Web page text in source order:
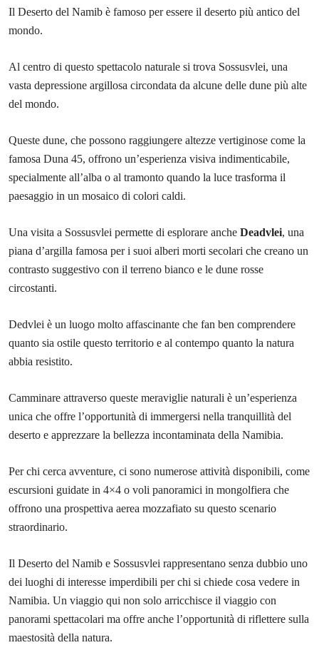
Il Deserto del Namib è famoso per essere il deserto più antico del
mondo.
Al centro di questo spettacolo naturale si trova Sossusvlei, una
vasta depressione argillosa circondata da alcune delle dune più alte
del mondo.
Queste dune, che possono raggiungere altezze vertiginose come la
famosa Duna 45, offrono un’esperienza visiva indimenticabile,
specialmente all’alba o al tramonto quando la luce trasforma il
paesaggio in un mosaico di colori caldi.
Una visita a Sossusvlei permette di esplorare anche Deadvlei, una
piana d’argilla famosa per i suoi alberi morti secolari che creano un
contrasto suggestivo con il terreno bianco e le dune rosse
circostanti.
Dedvlei è un luogo molto affascinante che fan ben comprendere
quanto sia ostile questo territorio e al contempo quanto la natura
abbia resistito.
Camminare attraverso queste meraviglie naturali è un’esperienza
unica che offre l’opportunità di immergersi nella tranquillità del
deserto e apprezzare la bellezza incontaminata della Namibia.
Per chi cerca avventure, ci sono numerose attività disponibili, come
escursioni guidate in 4×4 o voli panoramici in mongolfiera che
offrono una prospettiva aerea mozzafiato su questo scenario
straordinario.
Il Deserto del Namib e Sossusvlei rappresentano senza dubbio uno
dei luoghi di interesse imperdibili per chi si chiede cosa vedere in
Namibia. Un viaggio qui non solo arricchisce il viaggio con
panorami spettacolari ma offre anche l’opportunità di riflettere sulla
maestosità della natura.